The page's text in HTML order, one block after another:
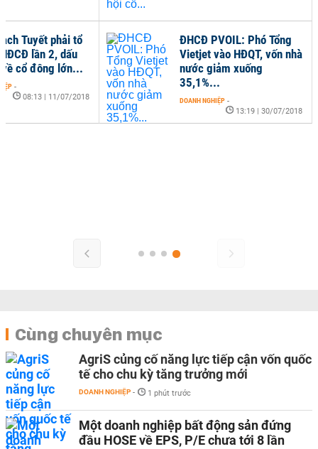
ĐHCĐ PVOIL: Phó Tổng
Vietjet vào HĐQT, vốn nhà
nước giảm xuống
35,1%...
DOANH NGHIỆP -
13:19 | 30/07/2018
Tuyết phải tổ
lần 2, dấu
cổ đông lớn...
-
08:13 | 11/07/2018
Cùng chuyên mục
AgriS củng cố năng lực tiếp cận vốn quốc
tế cho chu kỳ tăng trưởng mới
DOANH NGHIỆP - 1 phút trước
Một doanh nghiệp bất động sản đứng
đầu HOSE về EPS, P/E chưa tới 8 lần